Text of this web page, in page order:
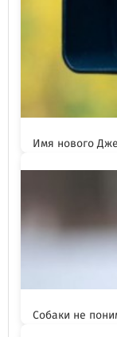
Имя нового
Собаки не